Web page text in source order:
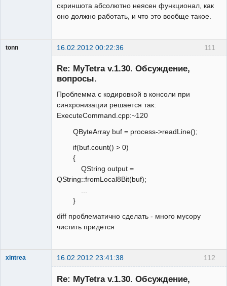
скриншота абсолютно неясен функционал, как
оно должно работать, и что это вообще такое.
111
tonn 16.02.2012 00:22:36
Re: MyTetra v.1.30. Обсуждение,
вопросы.
Проблемма с кодировкой в консоли при
синхронизации решается так:
ExecuteCommand.cpp:~120
QByteArray buf = process->readLine();
if(buf.count() > 0)
{
QString output =
QString::fromLocal8Bit(buf);
}
diff проблематично сделать - много мусору
чистить придется
112
xintrea 16.02.2012 23:41:38
Re: MyTetra v.1.30. Обсуждение,